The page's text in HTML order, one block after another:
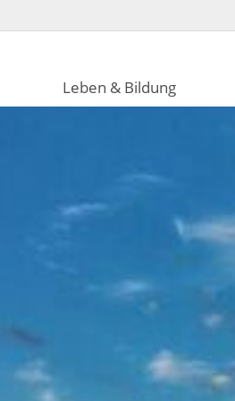
Leben & Bildung